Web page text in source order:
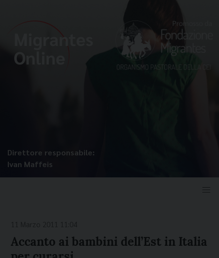
Direttore responsabile:
Ivan Maffeis
Accanto ai bambini dell’Est in Italia